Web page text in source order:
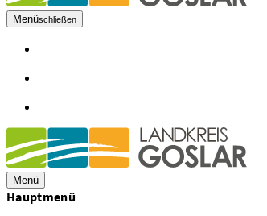
Menüschließen
Menü
Hauptmenü